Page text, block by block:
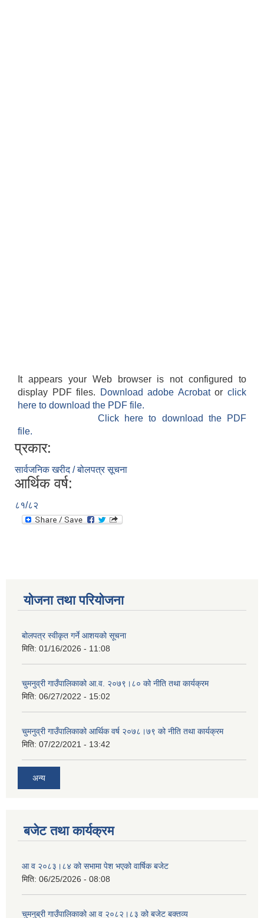
It appears your Web browser is not configured to
display PDF files.
Download adobe Acrobatorclick
here to download the PDF file.
Click here to download the PDF
file.
प्रकार:
सार्वजनिक खरीद / बोलपत्र सूचना
आर्थिक वर्ष:
८१/८२
योजना तथा परियोजना
बोलपत्र स्वीकृत गर्ने आशयको सूचना
मिति: 01/16/2026 - 11:08
चुमनुव्री गाउँपालिकाको आ.व. २०७९।८० को नीति तथा कार्यक्रम
मिति: 06/27/2022 - 15:02
चुमनुव्री गाउँपालिकाको आर्थिक वर्ष २०७८।७९ को नीति तथा कार्यक्रम
मिति: 07/22/2021 - 13:42
अन्य
बजेट तथा कार्यक्रम
आ व २०८३।८४ को सभामा पेश भएको वार्षिक बजेट
मिति: 06/25/2026 - 08:08
चुमनुब्री गाउँपालिकाको आ व २०८२।८३ को बजेट बक्तव्य